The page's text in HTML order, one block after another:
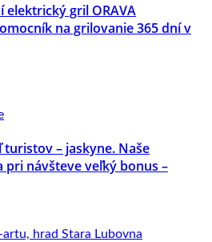
elektrický gril ORAVA
na grilovanie 365 dní v
– jaskyne. Naše
pri návšteve veľký bonus –